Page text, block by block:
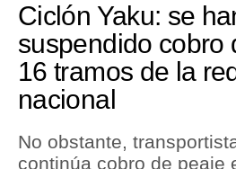
Economía
Mercados
Perú
Política
Ciclón Yaku: se
suspendido cobro
16 tramos de la
nacional
No obstante,
continúa cobro de peaje